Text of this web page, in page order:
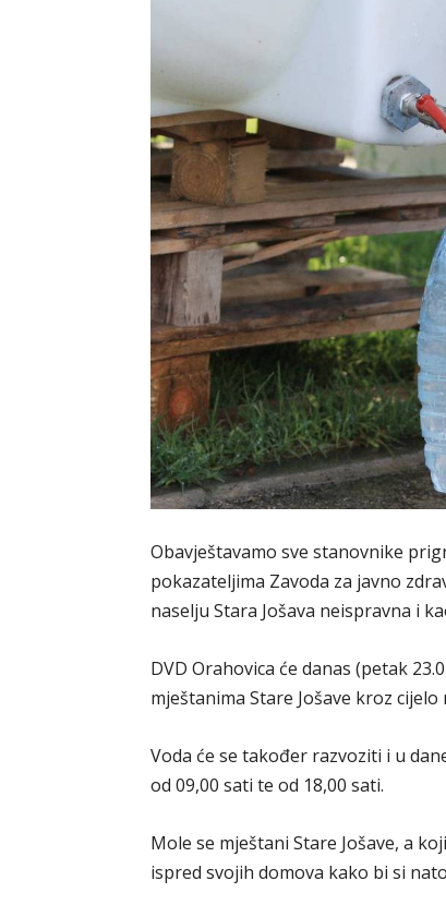
Obavještavamo sve stanovnike
pokazateljima Zavoda za javno
naselju Stara Jošava neispravna i
DVD Orahovica će danas (petak
mještanima Stare Jošave kroz cijelo
Voda će se također razvoziti i u
od 09,00 sati te od 18,00 sati.
Mole se mještani Stare Jošave, a
ispred svojih domova kako bi si